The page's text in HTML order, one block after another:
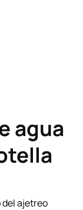
agua
del ajetreo